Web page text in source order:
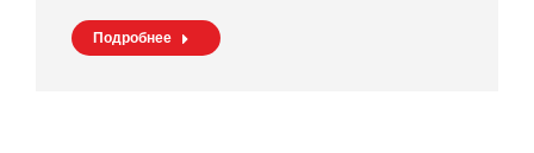
Подробнее